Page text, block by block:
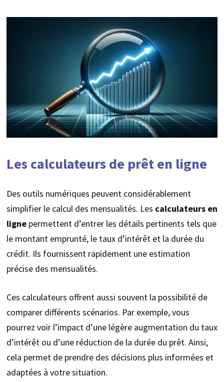
Les calculateurs de prêt en ligne
Des outils numériques peuvent considérablement
simplifier le calcul des mensualités. Les calculateurs en
lignepermettent d’entrer les détails pertinents tels que
le montant emprunté, le taux d’intérêt et la durée du
crédit. Ils fournissent rapidement une estimation
précise des mensualités.
Ces calculateurs offrent aussi souvent la possibilité de
comparer différents scénarios. Par exemple, vous
pourrez voir l’impact d’une légère augmentation du taux
d’intérêt ou d’une réduction de la durée du prêt. Ainsi,
cela permet de prendre des décisions plus informées et
adaptées à votre situation.